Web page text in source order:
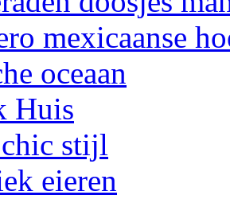
mexicaanse
oceaan
Huis
stijl
eieren